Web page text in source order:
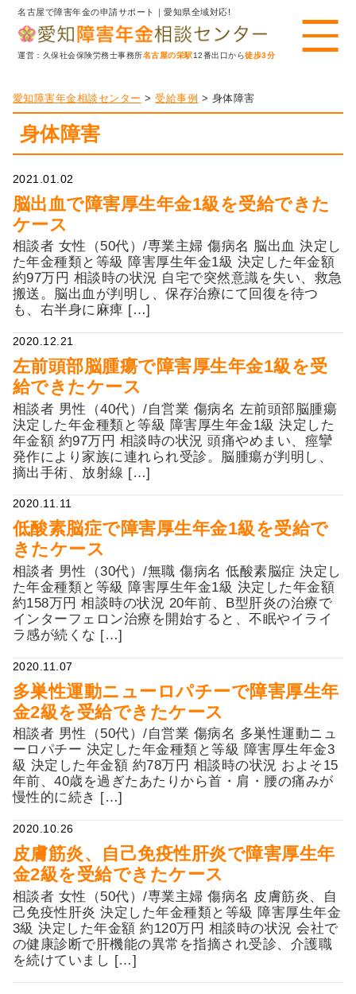
名古屋で障害年金の申請サポート｜愛知県全域対応!
運営：久保社会保険労務士事務所名古屋の栄駅12番出口から徒歩3分
愛知障害年金相談センター >受給事例 > 身体障害
身体障害
2021.01.02
脳出血で障害厚生年金1級を受給できた
ケース
相談者 女性（50代）/専業主婦 傷病名 脳出血 決定し
た年金種類と等級 障害厚生年金1級 決定した年金額
約97万円 相談時の状況 自宅で突然意識を失い、救急
搬送。脳出血が判明し、保存治療にて回復を待つ
も、右半身に麻痺 […]
2020.12.21
左前頭部脳腫瘍で障害厚生年金1級を受
給できたケース
相談者 男性（40代）/自営業 傷病名 左前頭部脳腫瘍
決定した年金種類と等級 障害厚生年金1級 決定した
年金額 約97万円 相談時の状況 頭痛やめまい、痙攣
発作により家族に連れられ受診。脳腫瘍が判明し、
摘出手術、放射線 […]
2020.11.11
低酸素脳症で障害厚生年金1級を受給で
きたケース
相談者 男性（30代）/無職 傷病名 低酸素脳症 決定し
た年金種類と等級 障害厚生年金1級 決定した年金額
約158万円 相談時の状況 20年前、B型肝炎の治療で
インターフェロン治療を開始すると、不眠やイライ
ラ感が続くな […]
2020.11.07
多巣性運動ニューロパチーで障害厚生年
金2級を受給できたケース
相談者 男性（50代）/自営業 傷病名 多巣性運動ニュ
ーロパチー 決定した年金種類と等級 障害厚生年金3
級 決定した年金額 約78万円 相談時の状況 およそ15
年前、40歳を過ぎたあたりから首・肩・腰の痛みが
慢性的に続き […]
2020.10.26
皮膚筋炎、自己免疫性肝炎で障害厚生年
金2級を受給できたケース
相談者 女性（50代）/専業主婦 傷病名 皮膚筋炎、自
己免疫性肝炎 決定した年金種類と等級 障害厚生年金
3級 決定した年金額 約120万円 相談時の状況 会社で
の健康診断で肝機能の異常を指摘され受診、介護職
を続けていまし […]